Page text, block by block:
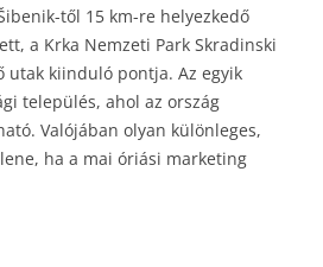
től 15 km-re helyezkedő
a Krka Nemzeti Park Skradinski
utak kiinduló pontja. Az egyik
település, ahol az ország
Valójában olyan különleges,
ha a mai óriási marketing